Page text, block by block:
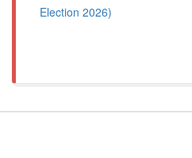
Election 2026)